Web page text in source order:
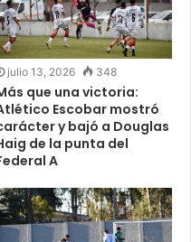
julio 13, 2026 348
que una victoria:
Escobar mostró
y bajó a Douglas
de la punta del
A